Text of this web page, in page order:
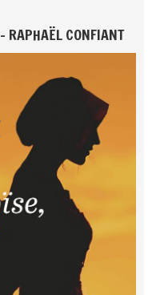
RAPHAËL CONFIANT